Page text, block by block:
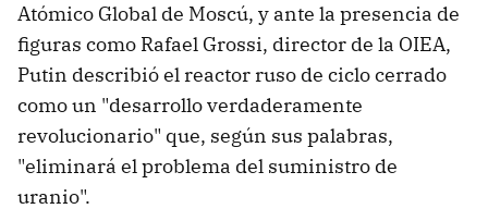
Atómico Global de Moscú, y ante la presencia de
figuras como Rafael Grossi, director de la OIEA,
Putin describió el reactor ruso de ciclo cerrado
como un "desarrollo verdaderamente
revolucionario" que, según sus palabras,
"eliminará el problema del suministro de
uranio".